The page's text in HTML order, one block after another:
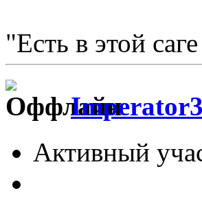
"Есть в этой
Imperator3
Активный